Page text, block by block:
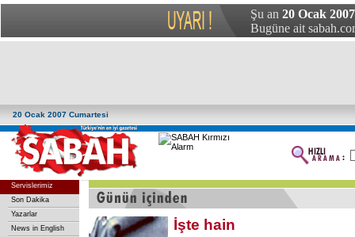
Şu an 20 Ocak
Bugüne ait
20 Ocak 2007 Cumartesi
Servislerimiz
Son Dakika
Yazarlar
News in English
İşte hain